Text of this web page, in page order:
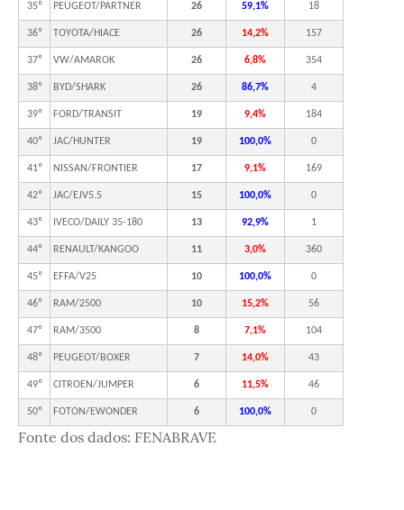
35º PEUGEOT/PARTNER 26 59,1% 18
36º TOYOTA/HIACE 26 14,2% 157
37º VW/AMAROK 26 6,8% 354
38º BYD/SHARK 26 86,7% 4
39º FORD/TRANSIT 19 9,4% 184
40º JAC/HUNTER 19 100,0% 0
41º NISSAN/FRONTIER 17 9,1% 169
42º JAC/EJV5.5 15 100,0% 0
43º IVECO/DAILY 35-180 13 92,9% 1
44º RENAULT/KANGOO 11 3,0% 360
45º EFFA/V25 10 100,0% 0
46º RAM/2500 10 15,2% 56
47º RAM/3500 8 7,1% 104
48º PEUGEOT/BOXER 7 14,0% 43
49º CITROEN/JUMPER 6 11,5% 46
50º FOTON/EWONDER 6 100,0% 0
Fonte dos dados: FENABRAVE